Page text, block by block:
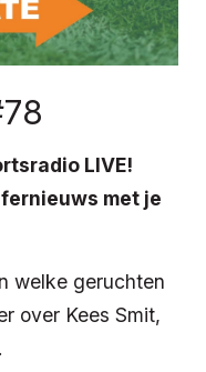
LIVE!
met je
welke geruchten
over Kees Smit,